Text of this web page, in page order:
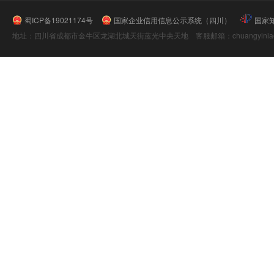
蜀ICP备19021174号 国家企业信用信息公示系统（四川）
国家
地址：四川省成都市金牛区龙湖北城天街蓝光中央天地 客服邮箱：